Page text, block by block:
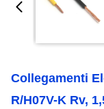
Collegamenti
R/H07V-K Rv,